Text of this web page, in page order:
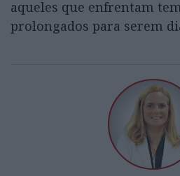
aqueles que enfrentam
prolongados para serem